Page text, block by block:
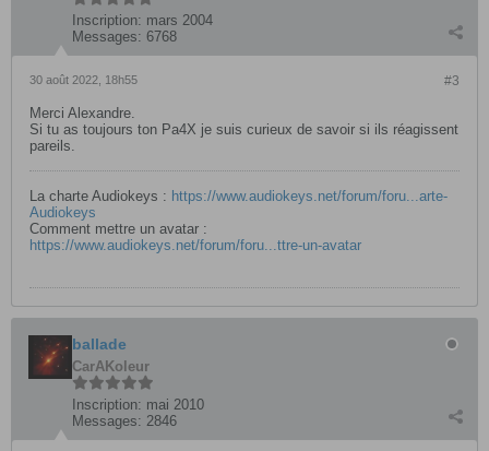
Inscription: mars 2004
Messages: 6768
#3
30 août 2022, 18h55
Merci Alexandre.
Si tu as toujours ton Pa4X je suis curieux de savoir si ils réagissent
pareils.
La charte Audiokeys : https://www.audiokeys.net/forum/foru...arte-
Audiokeys
Comment mettre un avatar :
https://www.audiokeys.net/forum/foru...ttre-un-avatar
ballade
CarAKoleur
Inscription: mai 2010
Messages: 2846